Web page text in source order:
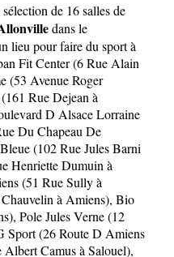
de 16 salles de
dans le
lieu pour faire du sport à
Fit Center (6 Rue Alain
(53 Avenue Roger
Rue Dejean à
D Alsace Lorraine
Du Chapeau De
(102 Rue Jules Barni
Henriette Dumuin à
(51 Rue Sully à
à Amiens), Bio
, Pole Jules Verne (12
Sport (26 Route D Amiens
Camus à Salouel),